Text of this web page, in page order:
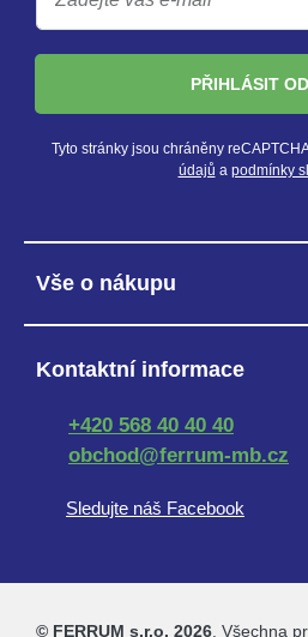
PŘIHLÁSIT
Tyto stránky jsou chráněny
údajů a podmínky
Vše o nákupu
Kontaktní informace
+420 568 40 40 40
obchod@ferrum-mb.cz
Sledujte náš Facebook
© FERRUM s.r.o. 2026. Všechna